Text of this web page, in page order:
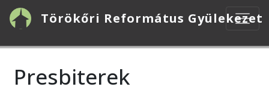
Ugrás
tartalomra
Törökőri Református Gyülekezet
Presbiterek